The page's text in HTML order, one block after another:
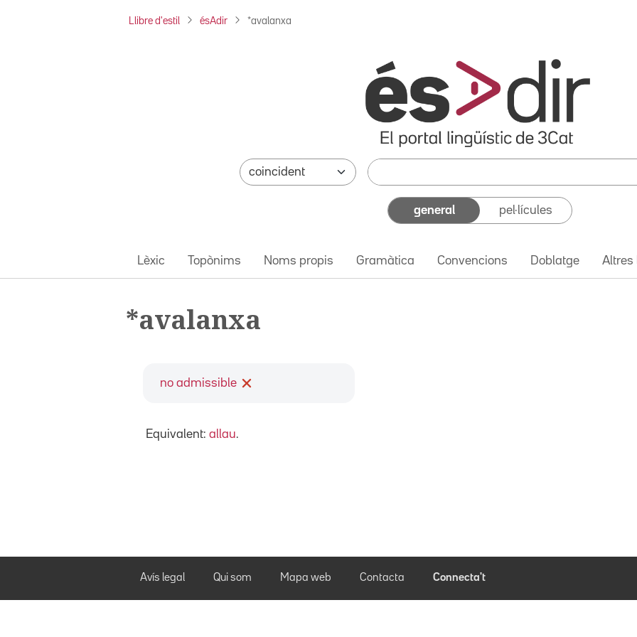
Llibre d'estil ésAdir *avalanxa
general pel·lícules
Lèxic Topònims Noms propis Gramàtica Convencions Doblatge Altres
*avalanxa
no admissible
Equivalent: allau.
Avís legal Qui som Mapa web Contacta Connecta't